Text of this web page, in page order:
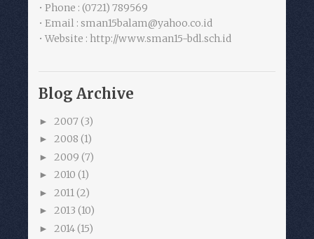
• Phone : (0721) 789569
• Email : sman15balam@yahoo.co.id
• Website : http://www.sman15-bdl.sch.id
Blog Archive
► 2007 (3)
► 2008 (1)
► 2009 (7)
► 2010 (1)
► 2011 (2)
► 2013 (10)
► 2014(15)